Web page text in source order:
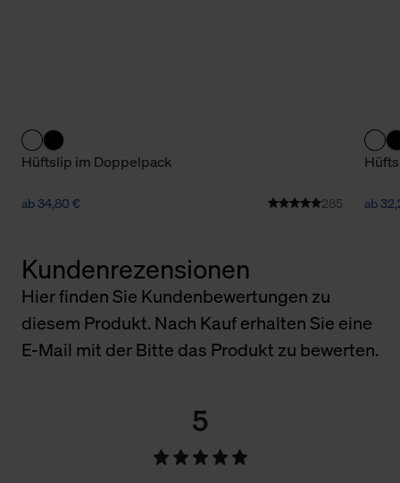
Hüftslip im Doppelpack
ab 34,80 € 285 ab
Kundenrezensionen
Hier finden Sie Kundenbewertungen zu
diesem Produkt. Nach Kauf erhalten Sie eine
E-Mail mit der Bitte das Produkt zu bewerten.
5